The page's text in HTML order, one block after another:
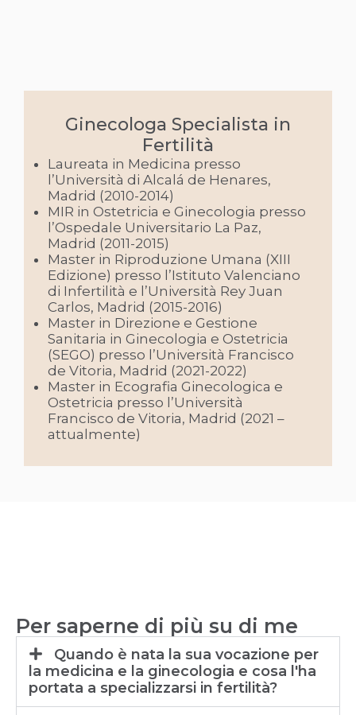
Ginecologa Specialista in
Fertilità
Laureata in Medicina presso
l’Università di Alcalá de Henares,
Madrid (2010-2014)
MIR in Ostetricia e Ginecologia presso
l’Ospedale Universitario La Paz,
Madrid (2011-2015)
Master in Riproduzione Umana (XIII
Edizione) presso l’Istituto Valenciano
di Infertilità e l’Università Rey Juan
Carlos, Madrid (2015-2016)
Master in Direzione e Gestione
Sanitaria in Ginecologia e Ostetricia
(SEGO) presso l’Università Francisco
de Vitoria, Madrid (2021-2022)
Master in Ecografia Ginecologica e
Ostetricia presso l’Università
Francisco de Vitoria, Madrid (2021 –
attualmente)
Per saperne di più su di me
Quando è nata la sua vocazione per
la medicina e la ginecologia e cosa l'ha
portata a specializzarsi in fertilità?